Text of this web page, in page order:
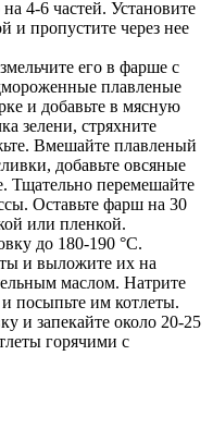
4-6 частей. Установите
и пропустите через нее
его в фарше с
плавленые
и добавьте в мясную
зелени, стряхните
Вмешайте плавленый
добавьте овсяные
Тщательно перемешайте
Оставьте фарш на 30
или пленкой.
до 180-190 °С.
и выложите их на
маслом. Натрите
посыпьте им котлеты.
и запекайте около 20-25
горячими с